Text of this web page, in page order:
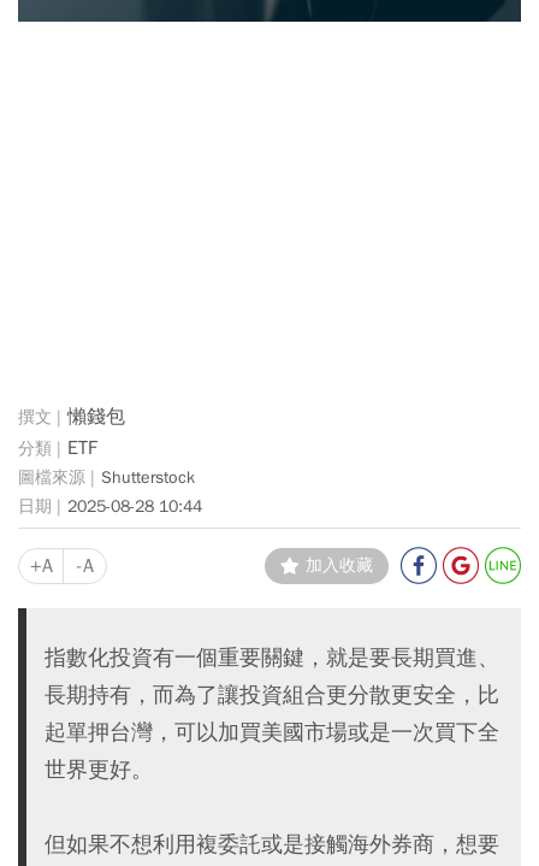
懶錢包
ETF
Shutterstock
2025-08-28 10:44
+A -A 加入收藏
指數化投資有一個重要關鍵，就是要長期買進、
長期持有，而為了讓投資組合更分散更安全，比
起單押台灣，可以加買美國市場或是一次買下全
世界更好。
但如果不想利用複委託或是接觸海外券商，想要